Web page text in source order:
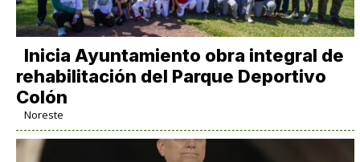
Inicia Ayuntamiento obra integral de
rehabilitación del Parque Deportivo
Colón
Noreste